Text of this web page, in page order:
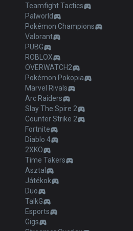
Teamfight Tactics
Palworld
Pokémon Champions
Valorant
PUBG
ROBLOX
OVERWATCH2
Pokémon Pokopia
Marvel Rivals
Arc Raiders
Slay The Spire 2
Counter Strike 2
Fortnite
Diablo 4
2XKO
Time Takers
Asztal
Játékok
Duo
TalkG
Esports
Gigs